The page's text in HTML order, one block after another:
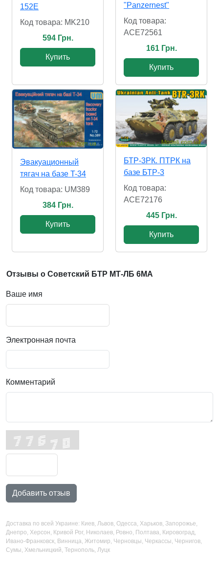
152E
Код товара: MK210
594 Грн.
Купить
"Panzernest"
Код товара:
ACE72561
161 Грн.
Купить
Эвакуационный
тягач на базе T-34
Код товара: UM389
384 Грн.
Купить
БТР-3РК. ПТРК на
базе БТР-3
Код товара:
ACE72176
445 Грн.
Купить
Отзывы о Советский БТР МТ-ЛБ 6MA
Ваше имя
Электронная почта
Комментарий
Добавить отзыв
Доставка по всей Украине: Киев, Львов, Одесса, Харьков, Запорожье,
Днепро, Херсон, Кривой Рог, Николаев, Ровно, Полтава, Кировоград,
Ивано-Франковск, Винница, Житомир, Черновцы, Черкассы, Чернигов,
Сумы, Хмельницкий, Тернополь, Луцк